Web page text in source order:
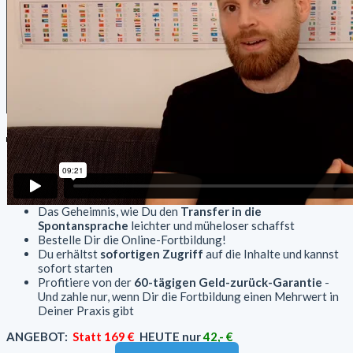
Erfahre das Geheimnis, wie die
Wie Duohne Mundmotorikschnellere Fortschritte
erreichst
Das Geheimnis, wie Du den Transfer in die
Spontansprache leichter und müheloser schaffst
Bestelle Dir die Online-Fortbildung!
Du erhältst sofortigen Zugriff auf die Inhalte und kannst
sofort starten
Profitiere von der 60-tägigen Geld-zurück-Garantie -
Und zahle nur, wenn Dir die Fortbildung einen Mehrwert in
Deiner Praxis gibt
ANGEBOT: Statt 169 € HEUTE nur42,- €